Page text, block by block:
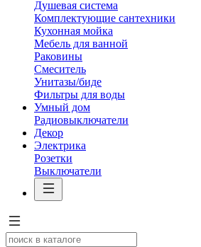
Душевая система
Комплектующие сантехники
Кухонная мойка
Мебель для ванной
Раковины
Смеситель
Унитазы/биде
Фильтры для воды
Умный дом
Радиовыключатели
Декор
Электрика
Розетки
Выключатели